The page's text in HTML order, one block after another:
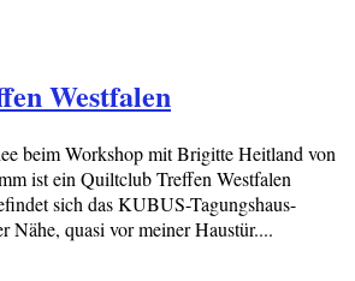
Westfalen
beim Workshop mit Brigitte Heitland von
ist ein Quiltclub Treffen Westfalen
sich das KUBUS-Tagungshaus-
Nähe, quasi vor meiner Haustür....